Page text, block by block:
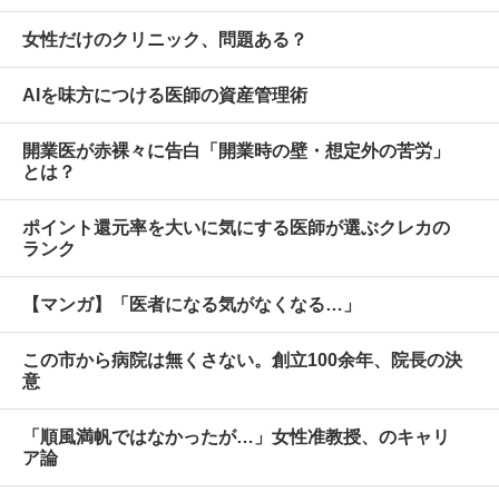
女性だけのクリニック、問題ある？
AIを味方につける医師の資産管理術
開業医が赤裸々に告白「開業時の壁・想定外の苦労」
とは？
ポイント還元率を大いに気にする医師が選ぶクレカの
ランク
【マンガ】「医者になる気がなくなる…」
この市から病院は無くさない。創立100余年、院長の決
意
「順風満帆ではなかったが…」女性准教授、のキャリ
ア論